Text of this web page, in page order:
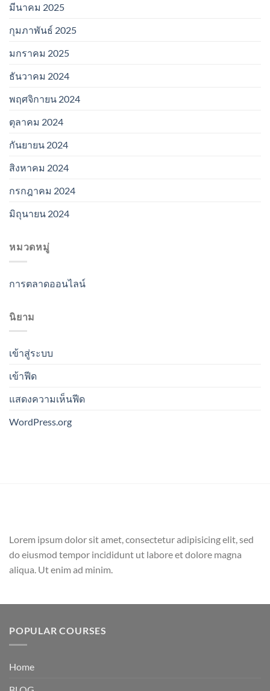
มีนาคม 2025
กุมภาพันธ์ 2025
มกราคม 2025
ธันวาคม 2024
พฤศจิกายน 2024
ตุลาคม 2024
กันยายน 2024
สิงหาคม 2024
กรกฎาคม 2024
มิถุนายน 2024
หมวดหมู่
การตลาดออนไลน์
นิยาม
เข้าสู่ระบบ
เข้าฟีด
แสดงความเห็นฟีด
WordPress.org
Lorem ipsum dolor sit amet, consectetur adipisicing elit, sed
do eiusmod tempor incididunt ut labore et dolore magna
aliqua. Ut enim ad minim.
POPULAR COURSES
Home